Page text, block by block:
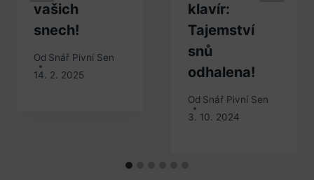
vašich
snech!
Od Snář Pivní Sen
14. 2. 2025
klavír:
Tajemství
snů
odhalena!
Od Snář Pivní Sen
3. 10. 2024